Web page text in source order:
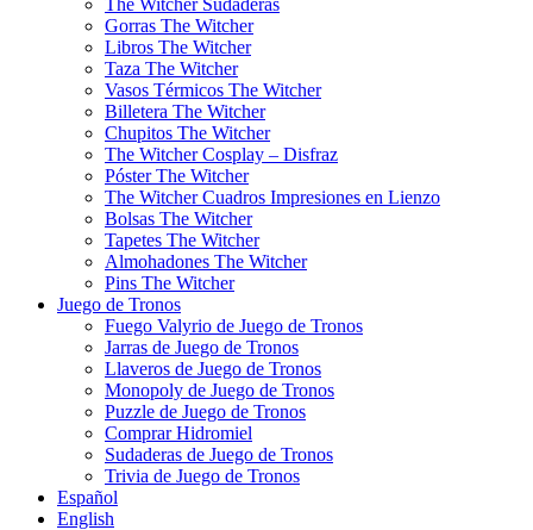
The Witcher Sudaderas
Gorras The Witcher
Libros The Witcher
Taza The Witcher
Vasos Térmicos The Witcher
Billetera The Witcher
Chupitos The Witcher
The Witcher Cosplay – Disfraz
Póster The Witcher
The Witcher Cuadros Impresiones en Lienzo
Bolsas The Witcher
Tapetes The Witcher
Almohadones The Witcher
Pins The Witcher
Juego de Tronos
Fuego Valyrio de Juego de Tronos
Jarras de Juego de Tronos
Llaveros de Juego de Tronos
Monopoly de Juego de Tronos
Puzzle de Juego de Tronos
Comprar Hidromiel
Sudaderas de Juego de Tronos
Trivia de Juego de Tronos
Español
English